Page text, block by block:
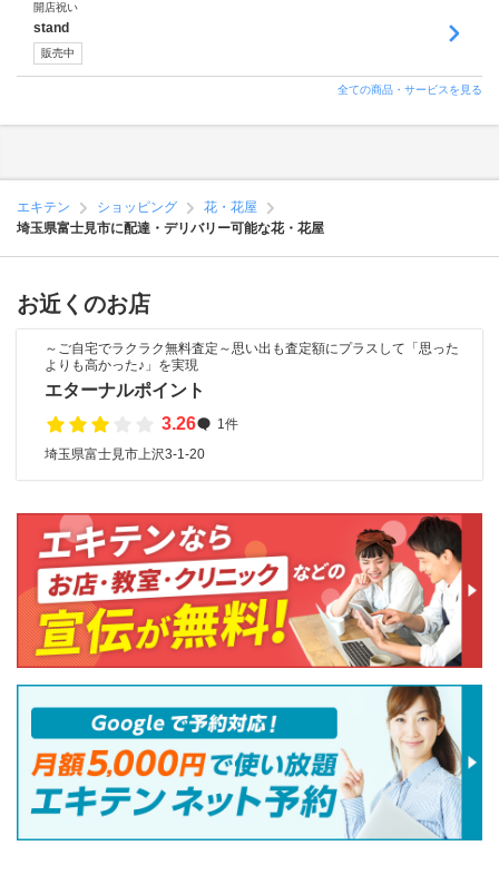
開店祝い
stand
販売中
全ての商品・サービスを見る
エキテン ショッピング
花・花屋
埼玉県富士見市に配達・デリバリー可能な花・花屋
お近くのお店
～ご自宅でラクラク無料査定～思い出も査定額にプラスして「思った
よりも高かった♪」を実現
エターナルポイント
3.26
1件
埼玉県富士見市上沢3-1-20